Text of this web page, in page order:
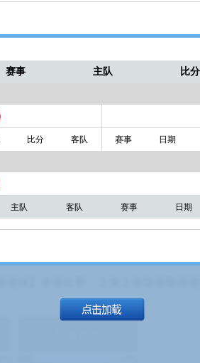
赛事 主队 比分
比分 客队 赛事 日期
主队 客队 赛事 日期